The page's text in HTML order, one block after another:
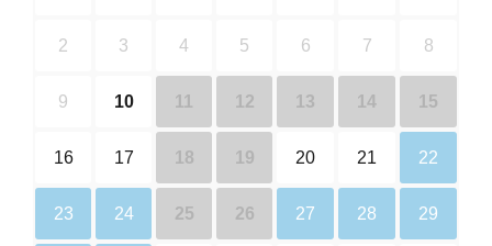
2 3 4 5 6 7 8
9 10 11 12 13 14 15
16 17 18 19 20 21 22
23 24 25 26 27 28 29